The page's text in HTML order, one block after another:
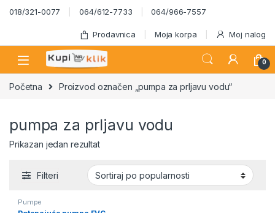
Skip to navigation
Skip to content
018/321-0077 064/612-7733 064/966-7557
Prodavnica Moja korpa Moj nalog
0
Početna Proizvod označen „pumpa za prljavu vodu“
pumpa za prljavu vodu
Prikazan jedan rezultat
Filteri
Pumpe